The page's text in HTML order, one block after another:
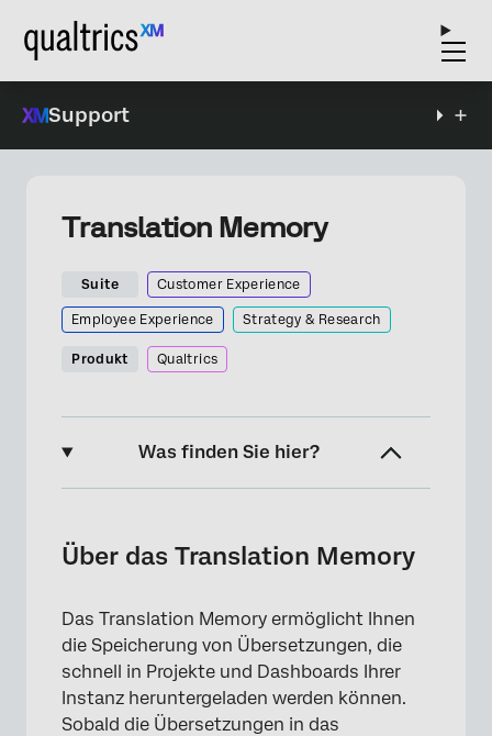
Support
Translation Memory
Suite Customer Experience
Employee Experience Strategy & Research
Produkt Qualtrics
Was finden Sie hier?
Zugang zum Translation Memory
Abrufen von Übersetzungen aus dem
Translation Memory
Über das Translation Memory
Das Translation Memory ermöglicht Ihnen
die Speicherung von Übersetzungen, die
schnell in Projekte und Dashboards Ihrer
Instanz heruntergeladen werden können.
Sobald die Übersetzungen in das